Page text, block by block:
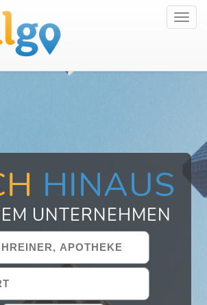
HINAUS
UNTERNEHMEN